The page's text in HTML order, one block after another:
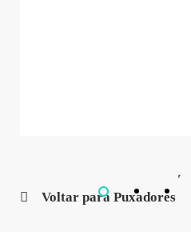
Voltar para Puxadores